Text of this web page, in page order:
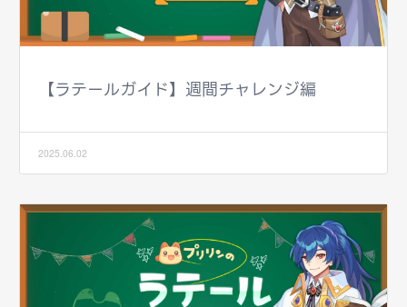
【ラテールガイド】週間チャレンジ編
2025.06.02